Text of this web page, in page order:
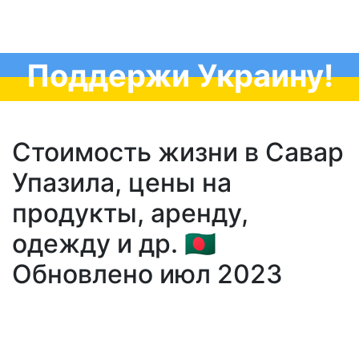
Поддержи Украину!
Стоимость жизни в Савар
Упазила, цены на
продукты, аренду,
одежду и др. 🇧🇩
Обновлено июл 2023